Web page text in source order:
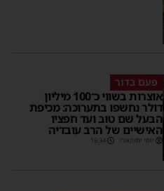
פעם בדור
אוצרות בשווי כ־100 מיליון
דולר נחשפו בתערוכה: מכיפת
הבעל שם טוב ועד חפציו
האישיים של הרב עובדיה
יוסי יחזקאלי 16:34